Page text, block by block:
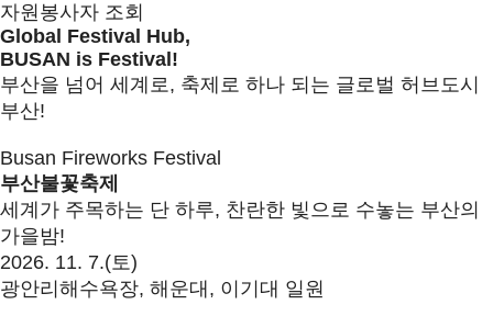
자원봉사자 조회
G oba Festiva Hu b,
BUSAN is Festiva !
부산을 넘어 세계로, 축제로 하나 되는 글로벌 허브도시
부산!
Busan Fireworks Festival
부산불꽃축제
세계가 주목하는 단 하루, 찬란한 빛으로 수놓는 부산의
가을밤!
2026. 11. 7.(토)
광안리해수욕장, 해운대, 이기대 일원